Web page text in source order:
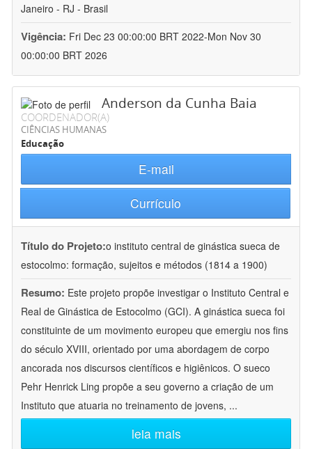
Janeiro - RJ - Brasil
Vigência: Fri Dec 23 00:00:00 BRT 2022-Mon Nov 30
00:00:00 BRT 2026
Anderson da Cunha Baia
COORDENADOR(A)
CIÊNCIAS HUMANAS
Educação
E-mail
Currículo
Título do Projeto:o instituto central de ginástica sueca de
estocolmo: formação, sujeitos e métodos (1814 a 1900)
Resumo: Este projeto propõe investigar o Instituto Central e
Real de Ginástica de Estocolmo (GCI). A ginástica sueca foi
constituinte de um movimento europeu que emergiu nos fins
do século XVIII, orientado por uma abordagem de corpo
ancorada nos discursos científicos e higiênicos. O sueco
Pehr Henrick Ling propõe a seu governo a criação de um
Instituto que atuaria no treinamento de jovens, ...
leia mais